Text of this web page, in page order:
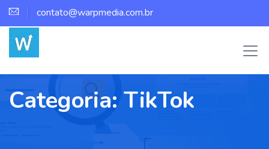
contato@warpmedia.com.br
Categoria: TikTok